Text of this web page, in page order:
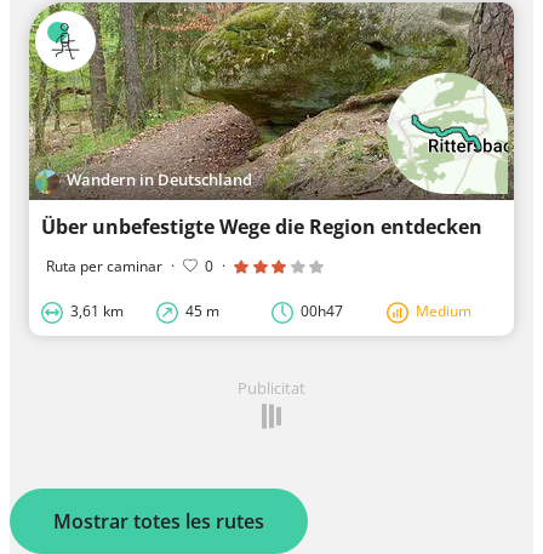
Wandern in Deutschland
Über unbefestigte Wege die Region entdecken
Ruta per caminar · 0 ·
3,61 km 45 m 00h47 Medium
Publicitat
Mostrar totes les rutes